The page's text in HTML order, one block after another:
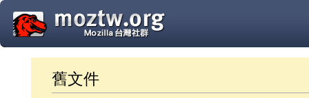
舊文件